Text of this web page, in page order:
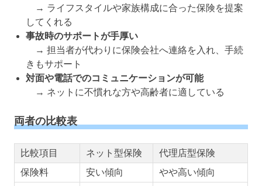
→ ライフスタイルや家族構成に合った保険を提案
してくれる
事故時のサポートが手厚い
→ 担当者が代わりに保険会社へ連絡を入れ、手続
きもサポート
対面や電話でのコミュニケーションが可能
→ ネットに不慣れな方や高齢者に適している
両者の比較表
比較項目 ネット型保険
代理店型保険
保険料
安い傾向 やや高い傾向